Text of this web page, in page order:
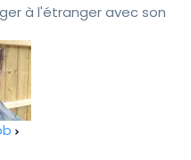
à l'étranger avec son